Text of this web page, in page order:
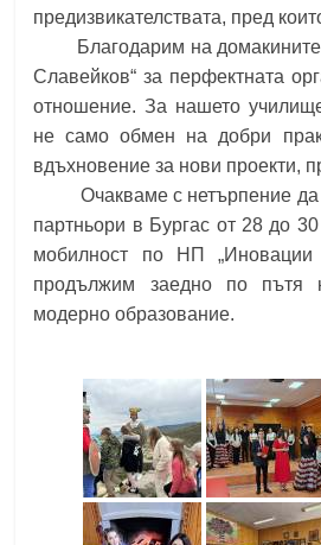
предизвикателствата, пред
Благодарим на домакините
Славейков“ за перфектната
отношение. За нашето
не само обмен на добри
вдъхновение за нови проекти,
Очакваме с нетърпение да
партньори в Бургас от 28 до
мобилност по НП
продължим заедно по пътя
модерно образование.